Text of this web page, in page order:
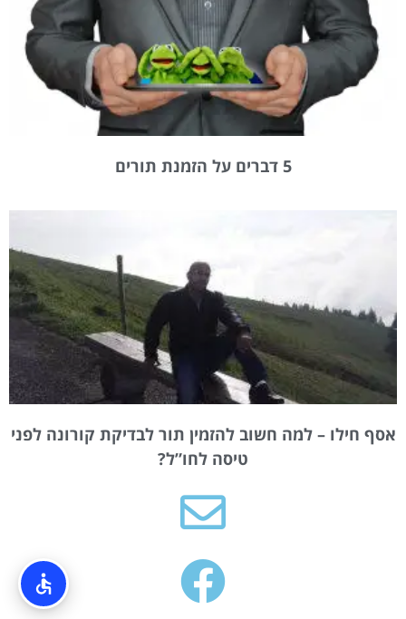
5 דברים על הזמנת תורים
אסף חילו – למה חשוב להזמין תור לבדיקת קורונה לפני
טיסה לחו”ל?